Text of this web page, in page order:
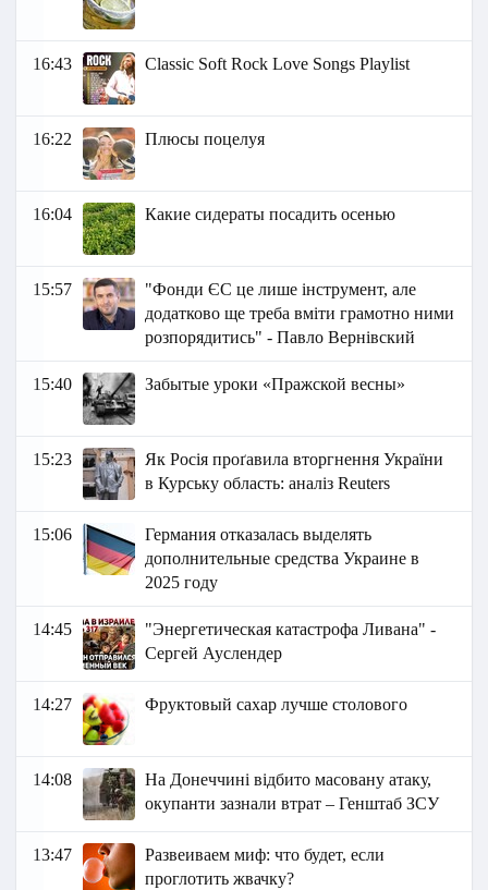
16:43 Classic Soft Rock Love Songs Playlist
16:22 Плюсы поцелуя
16:04 Какие сидераты посадить осенью
15:57
"Фонди ЄС це лише інструмент, але
додатково ще треба вміти грамотно ними
розпорядитись" - Павло Вернівский
15:40 Забытые уроки «Пражской весны»
15:23
Як Росія проґавила вторгнення України
в Курську область: аналіз Reuters
15:06
Германия отказалась выделять
дополнительные средства Украине в
2025 году
14:45
"Энергетическая катастрофа Ливана" -
Сергей Ауслендер
14:27 Фруктовый сахар лучше столового
14:08
На Донеччині відбито масовану атаку,
окупанти зазнали втрат – Генштаб ЗСУ
13:47
Развеиваем миф: что будет, если
проглотить жвачку?